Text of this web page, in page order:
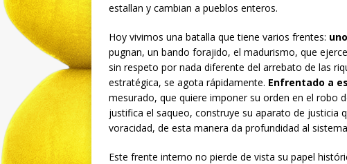
estallan y cambian a pueblos enteros.
Hoy vivimos una batalla que tiene varios frentes:
pugnan, un bando forajido, el madurismo, que
sin respeto por nada diferente del arrebato de las
estratégica, se agota rápidamente. Enfrentado a
mesurado, que quiere imponer su orden en el robo
justifica el saqueo, construye su aparato de justicia
voracidad, de esta manera da profundidad al
Este frente interno no pierde de vista su papel